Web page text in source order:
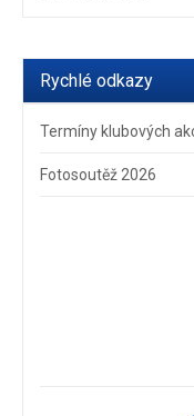
Rychlé odkazy
Termíny klubových
Fotosoutěž 2026